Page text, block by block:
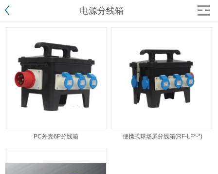
电源分线箱
PC外壳6P分线箱 便携式球场屏分线箱(RF-LF*-*)